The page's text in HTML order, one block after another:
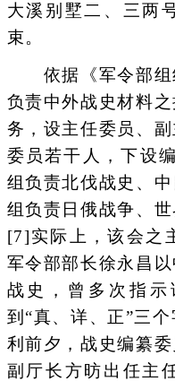
大溪别墅二、三两
束。
依据《军令部组
负责中外战史材料
务，设主任委员、
委员若干人，下设
组负责北伐战史、
组负责日俄战争、
[7]实际上，该会之
军令部部长徐永昌
战史，曾多次指
到“真、详、正”三
利前夕，战史编纂
副厅长方昉出任主